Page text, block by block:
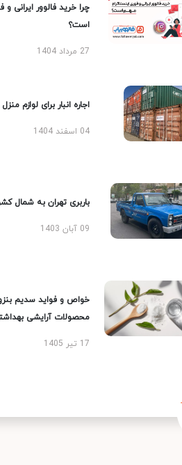
چرا خرید فالوور ایرانی و
است؟
27 مرداد 1404
اجاره انبار برای لوازم منزل
04 اسفند 1404
باربری تهران به شمال
09 آبان 1403
خواص و فواید سدیم
محصولات آرایشی بهداشتی
17 تیر 1405